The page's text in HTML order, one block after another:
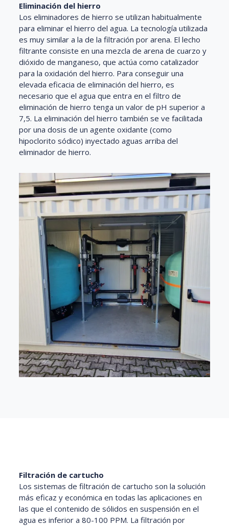
Eliminación del hierro
Los eliminadores de hierro se utilizan habitualmente
para eliminar el hierro del agua. La tecnología utilizada
es muy similar a la de la filtración por arena. El lecho
filtrante consiste en una mezcla de arena de cuarzo y
dióxido de manganeso, que actúa como catalizador
para la oxidación del hierro. Para conseguir una
elevada eficacia de eliminación del hierro, es
necesario que el agua que entra en el filtro de
eliminación de hierro tenga un valor de pH superior a
7,5. La eliminación del hierro también se ve facilitada
por una dosis de un agente oxidante (como
hipoclorito sódico) inyectado aguas arriba del
eliminador de hierro.
Filtración de cartucho
Los sistemas de filtración de cartucho son la solución
más eficaz y económica en todas las aplicaciones en
las que el contenido de sólidos en suspensión en el
agua es inferior a 80-100 PPM. La filtración por